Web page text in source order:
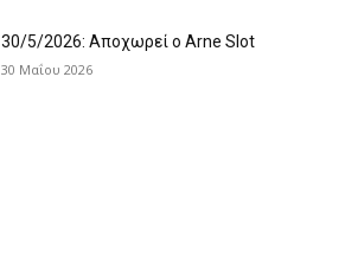
30/5/2026: Αποχωρεί ο Arne Slot
30 Μαΐου 2026